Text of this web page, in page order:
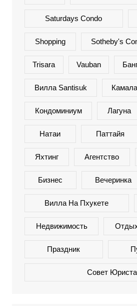
Saturdays Condo
Shopping Sotheby's
Trisara Vauban
Вилла Santisuk Камала
Кондоминиум Лагуна
Натаи Паттайя
Яхтинг Агентство
Бизнес Вечеринка
Вилла На Пхукете
Недвижимость
Праздник
Совет Юриста